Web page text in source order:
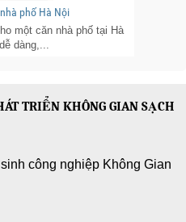
phố Hà Nội
một căn nhà phố tại Hà
dàng,...
TRIỂN KHÔNG GIAN SẠCH
công nghiệp Không Gian